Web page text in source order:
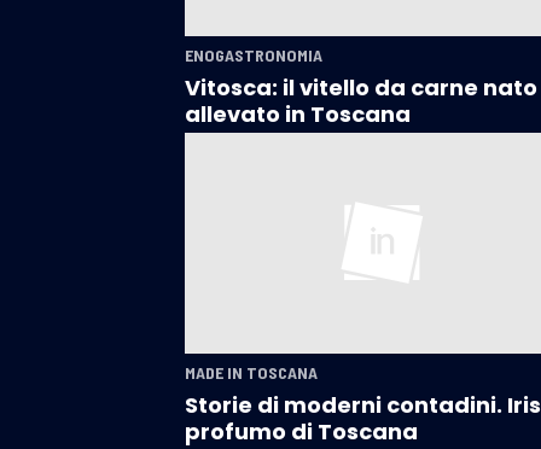
ENOGASTRONOMIA
Vitosca: il vitello da carne nato
allevato in Toscana
MADE IN TOSCANA
Storie di moderni contadini.
profumo di Toscana